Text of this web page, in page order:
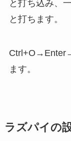
と打ち込み、
と打ちます。
ます。
ラズパイの